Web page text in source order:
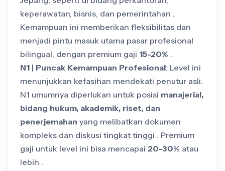
keperawatan, bisnis, dan pemerintahan .
Kemampuan ini memberikan fleksibilitas dan
menjadi pintu masuk utama pasar profesional
bilingual, dengan premium gaji 15-20% .
N1 | Puncak Kemampuan Profesional: Level ini
menunjukkan kefasihan mendekati penutur asli.
N1 umumnya diperlukan untuk posisi manajerial,
bidang hukum, akademik, riset, dan
penerjemahan yang melibatkan dokumen
kompleks dan diskusi tingkat tinggi . Premium
gaji untuk level ini bisa mencapai 20-30% atau
lebih .